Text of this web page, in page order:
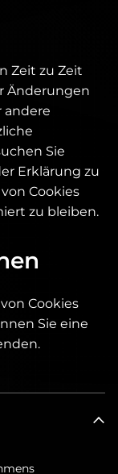
Zeit zu Zeit
Änderungen
andere
Sie
Erklärung zu
Cookies
zu bleiben.
Cookies
Sie eine